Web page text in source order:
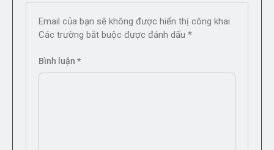
Email của bạn sẽ không được hiển thị công khai.
Các trường bắt buộc được đánh dấu *
Bình luận *